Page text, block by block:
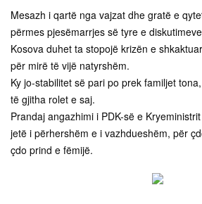
Mesazh i qartë nga vajzat dhe gratë e
përmes pjesëmarrjes së tyre e
Kosova duhet ta stopojë krizën e
për mirë të vijë natyrshëm.
Ky jo-stabilitet së pari po prek familjet
të gjitha rolet e saj.
Prandaj angazhimi i PDK-së e
jetë i përhershëm e i vazhdueshëm, për
çdo prind e fëmijë.